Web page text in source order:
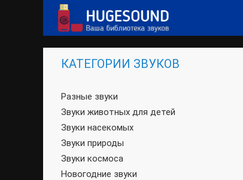
КАТЕГОРИИ ЗВУКОВ
Разные звуки
Звуки животных для детей
Звуки насекомых
Звуки природы
Звуки космоса
Новогодние звуки